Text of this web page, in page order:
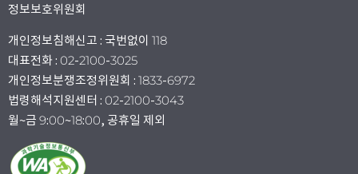
정보보호위원회
개인정보침해신고 : 국번없이 118
대표전화 : 02-2100-3025
개인정보분쟁조정위원회 : 1833-6972
법령해석지원센터 : 02-2100-3043
월~금 9:00~18:00, 공휴일 제외